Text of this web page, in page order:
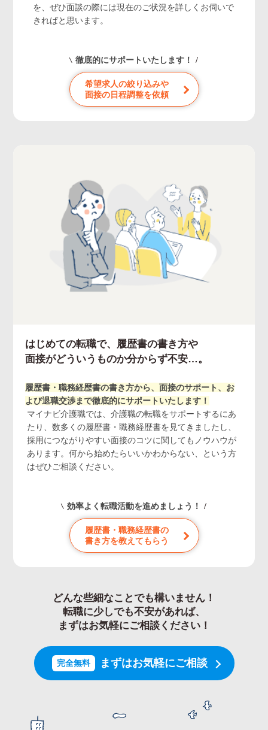
を、ぜひ面談の際には現在のご状況を詳しくお伺いで
きればと思います。
徹底的にサポートいたします！
希望求人の絞り込みや
面接の日程調整を依頼
はじめての転職で、履歴書の書き方や
面接がどういうものか分からず不安…。
履歴書・職務経歴書の書き方から、面接のサポート、お
よび退職交渉まで徹底的にサポートいたします！
マイナビ介護職では、介護職の転職をサポートするにあ
たり、数多くの履歴書・職務経歴書を見てきましたし、
採用につながりやすい面接のコツに関してもノウハウが
あります。何から始めたらいいかわからない、という方
はぜひご相談ください。
効率よく転職活動を進めましょう！
履歴書・職務経歴書の
書き方を教えてもらう
どんな些細なことでも構いません！
転職に少しでも不安があれば、
まずはお気軽にご相談ください！
完全無料 まずはお気軽にご相談